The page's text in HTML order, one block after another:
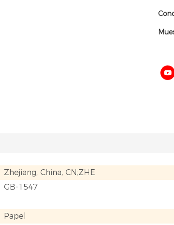
Zhejiang, China, CN;ZHE
GB-1547
Papel